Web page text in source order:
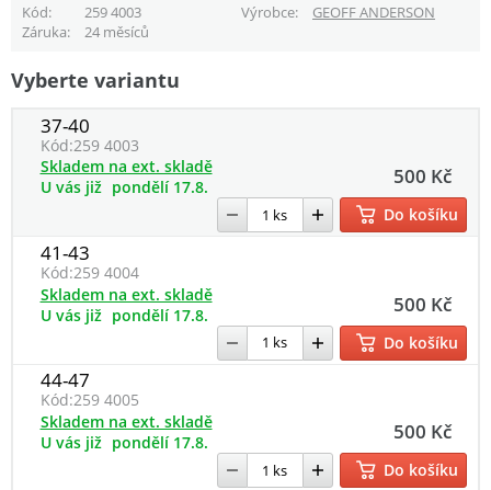
Kód 259 4003 Výrobce
GEOFF ANDERSON
Záruka
24 měsíců
Vyberte variantu
37-40
Kód:259 4003
500 Kč
Skladem na ext. skladě
U vás již pondělí 17.8.
Do košíku
41-43
Kód:259 4004
500 Kč
Skladem na ext. skladě
U vás již pondělí 17.8.
Do košíku
44-47
Kód:259 4005
500 Kč
Skladem na ext. skladě
U vás již pondělí 17.8.
Do košíku